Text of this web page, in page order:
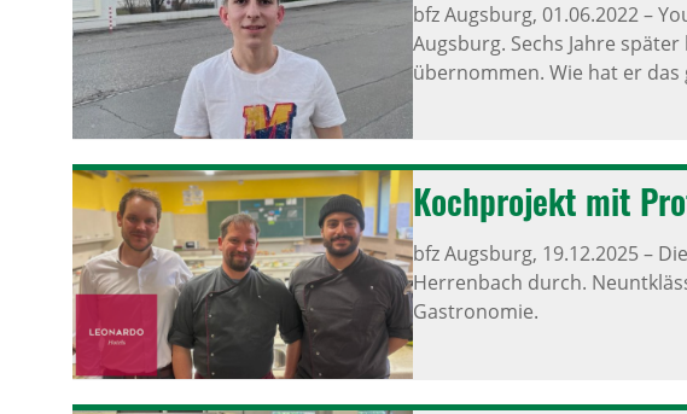
bfz Augsburg, 01.06.2022–
Augsburg. Sechs Jahre
übernommen. Wie hat er das
Koch­pro­jekt mit
bfz Augsburg, 19.12.2025–
Herrenbach durch.
Gastronomie.